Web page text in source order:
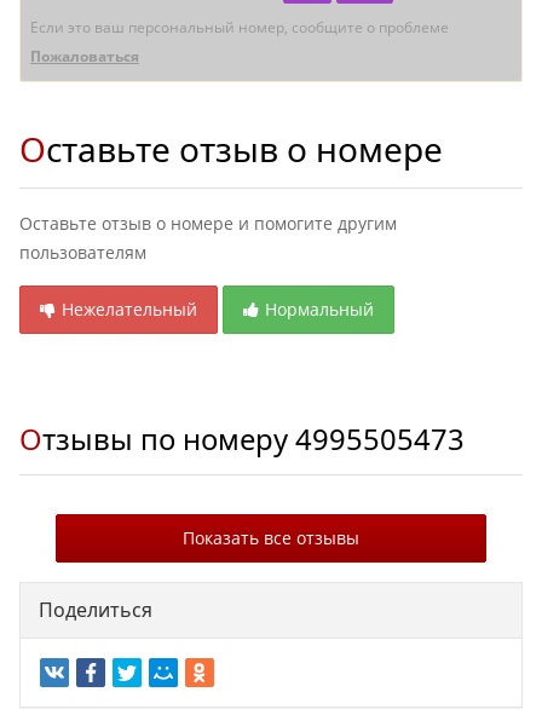
Если это ваш персональный номер, сообщите о проблеме
Пожаловаться
Оставьте отзыв о номере
Оставьте отзыв о номере и помогите другим
пользователям
Нежелательный Нормальный
Отзывы по номеру4995505473
Показать все отзывы
Поделиться